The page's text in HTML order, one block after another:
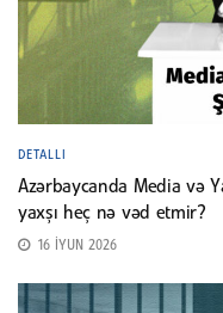
DETALLI
Azərbaycanda Media və
yaxşı heç nə vəd etmir?
16 İYUN 2026